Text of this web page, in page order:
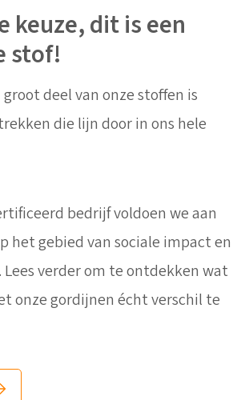
keuze, dit is een
stof!
deel van onze stoffen is
die lijn door in ons hele
bedrijf voldoen we aan
het gebied van sociale impact en
verder om te ontdekken wat
onze gordijnen écht verschil te